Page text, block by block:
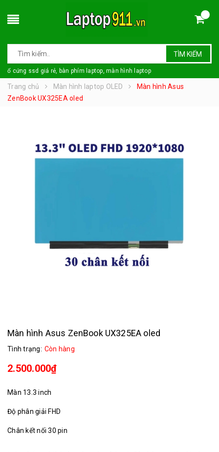
TÌM KIẾM
ổ cứng ssd giá rẻ, bàn phím laptop, màn hình laptop
Trang chủ Màn hình laptop OLED
Màn hình Asus
ZenBook UX325EA oled
Màn hình Asus ZenBook UX325EA oled
Tình trạng: Còn hàng
2.500.000₫
Màn 13.3 inch
Độ phân giải FHD
Chân kết nối 30 pin